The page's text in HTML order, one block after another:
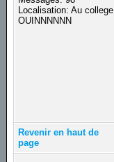
Localisation: Au college
OUINNNNNN
Revenir en haut de
page